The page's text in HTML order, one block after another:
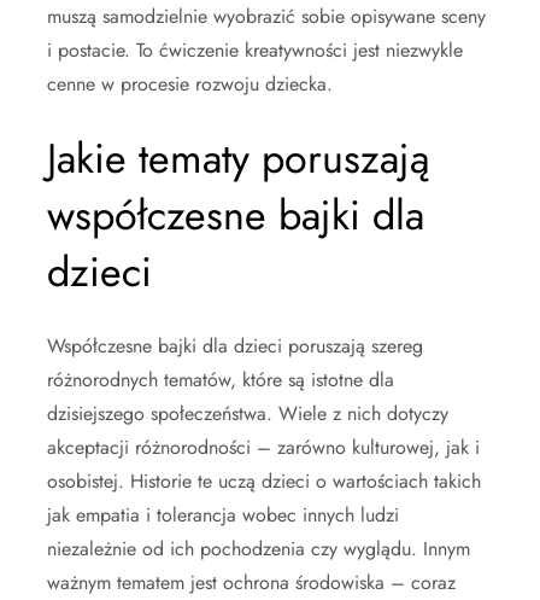
muszą samodzielnie wyobrazić sobie opisywane sceny
i postacie. To ćwiczenie kreatywności jest niezwykle
cenne w procesie rozwoju dziecka.
Jakie tematy poruszają
współczesne bajki dla
dzieci
Współczesne bajki dla dzieci poruszają szereg
różnorodnych tematów, które są istotne dla
dzisiejszego społeczeństwa. Wiele z nich dotyczy
akceptacji różnorodności – zarówno kulturowej, jak i
osobistej. Historie te uczą dzieci o wartościach takich
jak empatia i tolerancja wobec innych ludzi
niezależnie od ich pochodzenia czy wyglądu. Innym
ważnym tematem jest ochrona środowiska – coraz